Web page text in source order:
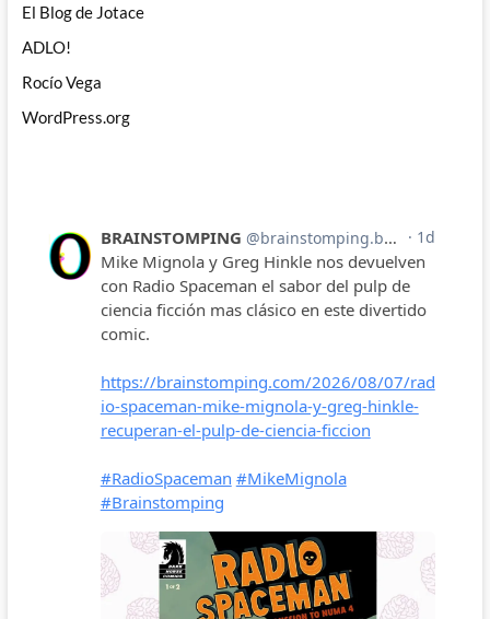
El Blog de Jotace
ADLO!
Rocío Vega
WordPress.org